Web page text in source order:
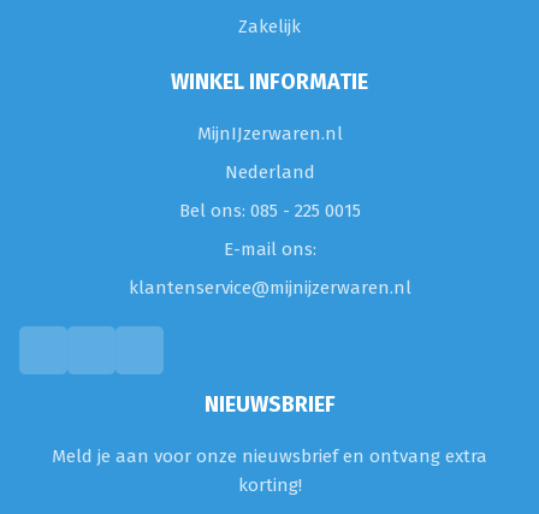
Zakelijk
WINKEL INFORMATIE
MijnIJzerwaren.nl
Nederland
Bel ons: 085 - 225 0015
E-mail ons:
klantenservice@mijnijzerwaren.nl
NIEUWSBRIEF
Meld je aan voor onze nieuwsbrief en ontvang extra
korting!